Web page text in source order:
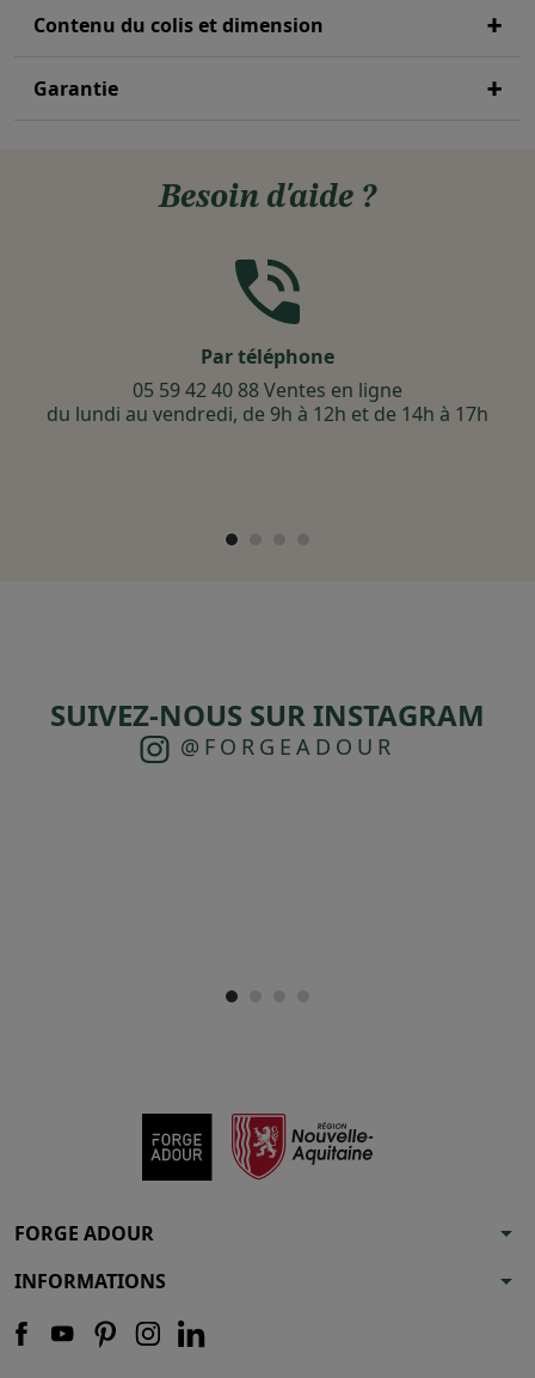
Contenu du colis et dimension
Garantie
Besoin d'aide ?
Par téléphone
05 59 42 40 88 Ventes en ligne
du lundi au vendredi, de 9h à 12h et de 14h à 17h
SUIVEZ-NOUS SUR INSTAGRAM
@FORGEADOUR
FORGE ADOUR arrow_drop_down
INFORMATIONS arrow_drop_down